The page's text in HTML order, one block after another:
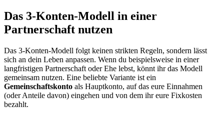
Das 3-Konten-Modell in einer
Partnerschaft nutzen
Das 3-Konten-Modell folgt keinen strikten Regeln, sondern lässt
sich an dein Leben anpassen. Wenn du beispielsweise in einer
langfristigen Partnerschaft oder Ehe lebst, könnt ihr das Modell
gemeinsam nutzen. Eine beliebte Variante ist ein
Gemeinschaftskonto als Hauptkonto, auf das eure Einnahmen
(oder Anteile davon) eingehen und von dem ihr eure Fixkosten
bezahlt.